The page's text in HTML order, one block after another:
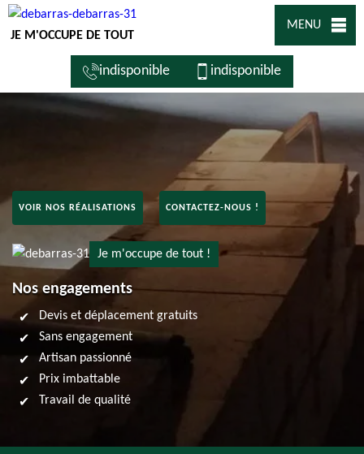
JE M'OCCUPE DE TOUT
MENU
indisponible indisponible
VOIR NOS RÉALISATIONS CONTACTEZ-NOUS !
Je m'occupe de tout !
Nos engagements
Devis et déplacement gratuits
Sans engagement
Artisan passionné
Prix imbattable
Travail de qualité